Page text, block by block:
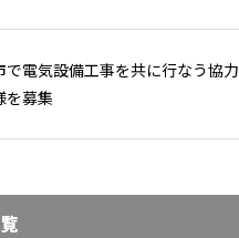
で電気設備工事を共に行なう協力
を募集